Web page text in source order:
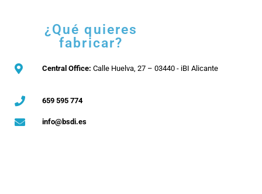
¿Qué quieres
fabricar?
Central Office: Calle Huelva, 27 – 03440 - iBI Alicante
659 595 774
info@bsdi.es